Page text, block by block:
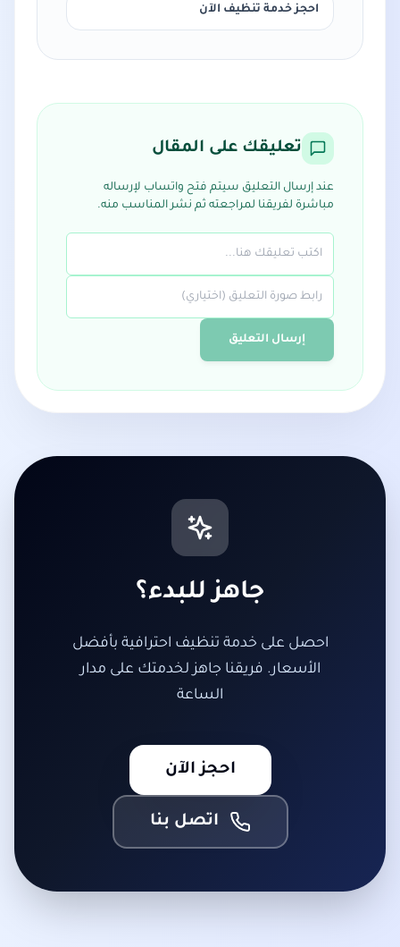
احجز خدمة تنظيف الآن
تعليقك على المقال
عند إرسال التعليق سيتم فتح واتساب لإرساله
مباشرة لفريقنا لمراجعته ثم نشر المناسب منه.
إرسال التعليق
جاهز للبدء؟
احصل على خدمة تنظيف احترافية بأفضل
الأسعار. فريقنا جاهز لخدمتك على مدار
الساعة
احجز الآن
اتصل بنا